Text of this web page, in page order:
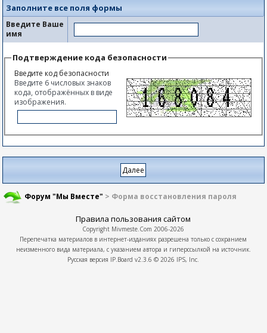
Заполните все поля формы
Введите Ваше
имя
Подтверждение кода безопасности
Введите код безопасности
Введите 6 числовых знаков
кода, отображённых в виде
изображения.
Форум "Мы Вместе" > Форма восстановления пароля
Правила пользования сайтом
Copyright Mivmeste.Com 2006-2026
Перепечатка материалов в интернет-изданиях разрешена только с сохранием
неизменного вида материала, с указанием автора и гиперссылкой на источник.
Русская версия IP.Board v2.3.6 © 2026 IPS, Inc.